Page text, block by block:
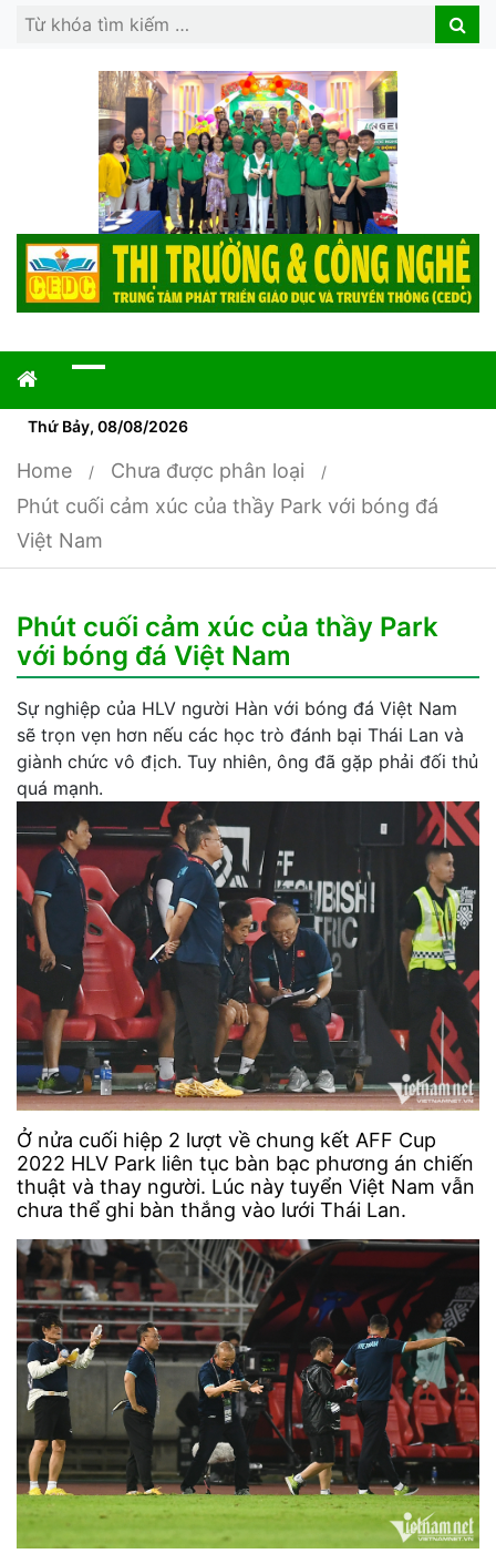
Search
Search
Thứ Bảy, 08/08/2026
Home
Chưa được phân loại
Phút cuối cảm xúc của thầy Park với bóng đá
Việt Nam
Phút cuối cảm xúc của thầy Park
với bóng đá Việt Nam
Sự nghiệp của HLV người Hàn với bóng đá Việt Nam
sẽ trọn vẹn hơn nếu các học trò đánh bại Thái Lan và
giành chức vô địch. Tuy nhiên, ông đã gặp phải đối thủ
quá mạnh.
Ở nửa cuối hiệp 2 lượt về chung kết AFF Cup
2022 HLV Park liên tục bàn bạc phương án chiến
thuật và thay người. Lúc này tuyển Việt Nam vẫn
chưa thể ghi bàn thắng vào lưới Thái Lan.